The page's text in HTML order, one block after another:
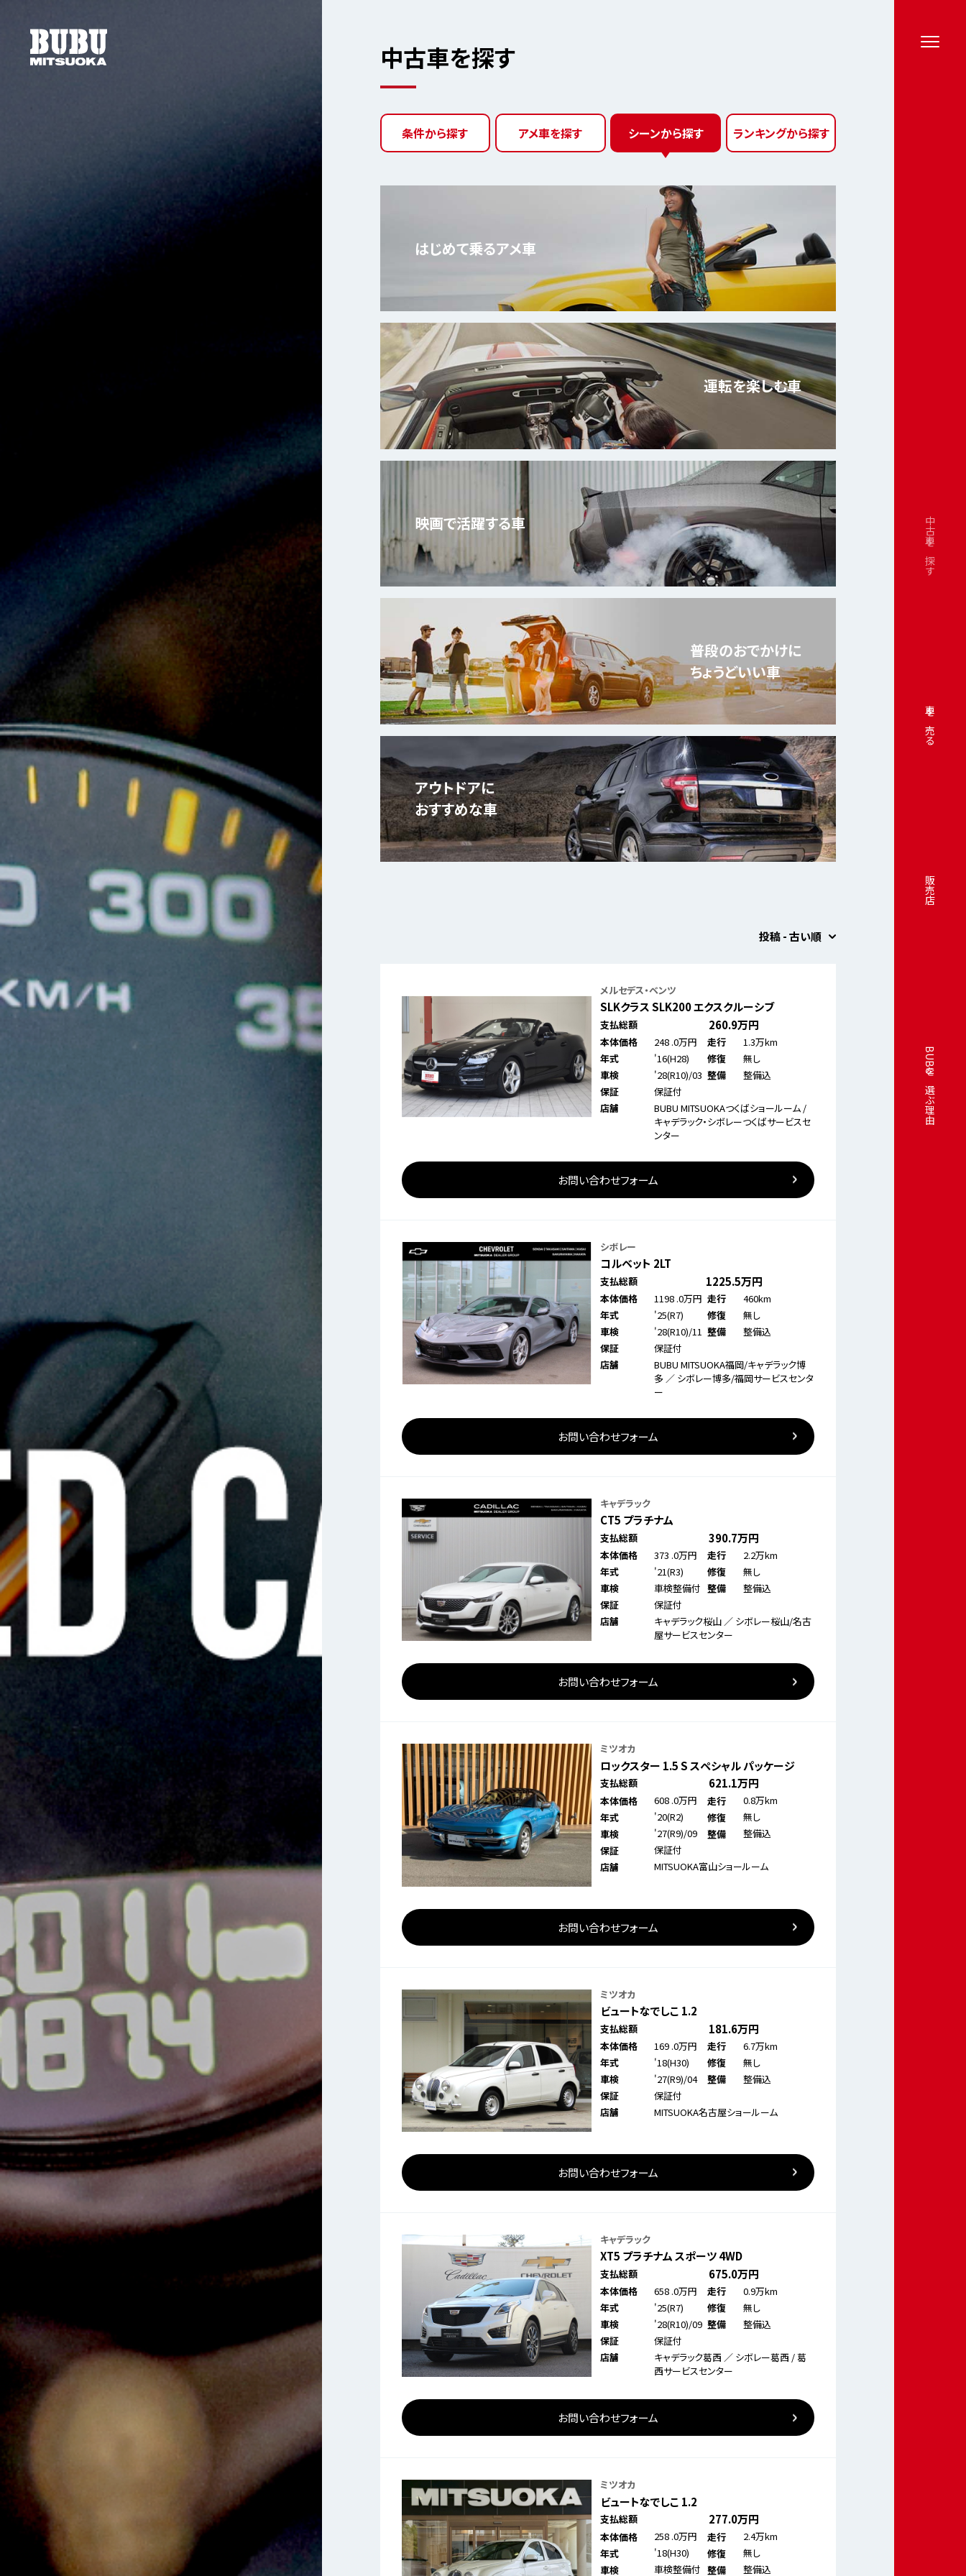
中古車を探す
車を売る
販売店
BUBUを選ぶ理由
中古車を探す
条件から探す アメ車を探す シーンから探す ランキングから探す
はじめて乗るアメ車
運転を楽しむ車
映画で活躍する車
普段のおでかけに
ちょうどいい車
アウトドアに
おすすめな車
投稿 - 古い順
メルセデス・ベンツ
SLKクラス SLK200 エクスクルーシブ
支払総額 260.9万円
本体価格 248.0万円 走行
1.3万km
年式
'16(H28) 修復
無し
車検
'28(R10)/03 整備
整備込
保証
保証付
店舗
BUBU MITSUOKAつくばショールーム /
キャデラック・シボレーつくばサービスセ
ンター
お問い合わせフォーム
シボレー
コルベット 2LT
支払総額 1225.5万円
本体価格 1198.0万円 走行
460km
年式
'25(R7) 修復
無し
車検
'28(R10)/11 整備
整備込
保証
保証付
店舗
BUBU MITSUOKA福岡/キャデラック博
多 ／ シボレー博多/福岡サービスセンタ
ー
お問い合わせフォーム
キャデラック
CT5 プラチナム
支払総額 390.7万円
本体価格 373 .0万円 走行
2.2万km
年式
'21(R3) 修復
無し
車検
車検整備付 整備
整備込
保証
保証付
店舗
キャデラック桜山 ／ シボレー桜山/名古
屋サービスセンター
お問い合わせフォーム
ミツオカ
ロックスター 1.5 S スペシャル パッケージ
支払総額 621.1万円
本体価格 608.0万円 走行
0.8万km
年式
'20(R2) 修復
無し
車検
'27(R9)/09 整備
整備込
保証
保証付
店舗
MITSUOKA富山ショールーム
お問い合わせフォーム
ミツオカ
ビュートなでしこ 1.2
支払総額 181.6万円
本体価格 169.0万円 走行
6.7万km
年式
'18(H30) 修復
無し
車検
'27(R9)/04 整備
整備込
保証
保証付
店舗
MITSUOKA名古屋ショールーム
お問い合わせフォーム
キャデラック
XT5 プラチナム スポーツ 4WD
支払総額 675.0万円
本体価格 658.0万円 走行
0.9万km
年式
'25(R7) 修復
無し
車検
'28(R10)/09 整備
整備込
保証
保証付
店舗
キャデラック葛西 ／ シボレー葛西 / 葛
西サービスセンター
お問い合わせフォーム
ミツオカ
ビュートなでしこ 1.2
支払総額 277.0万円
本体価格 258.0万円 走行
2.4万km
年式
'18(H30) 修復
無し
車検
車検整備付 整備 整備込